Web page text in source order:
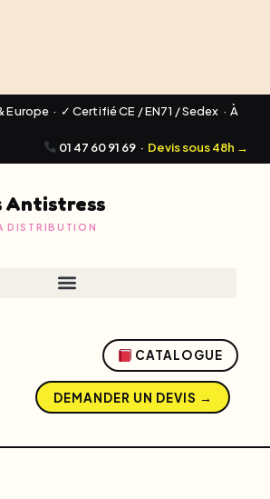
Europe · ✓ Certifié CE / EN71 / Sedex · À
01 47 60 91 69 · Devis sous 48h →
Antistress
DISTRIBUTION
CATALOGUE
DEMANDER UN DEVIS →